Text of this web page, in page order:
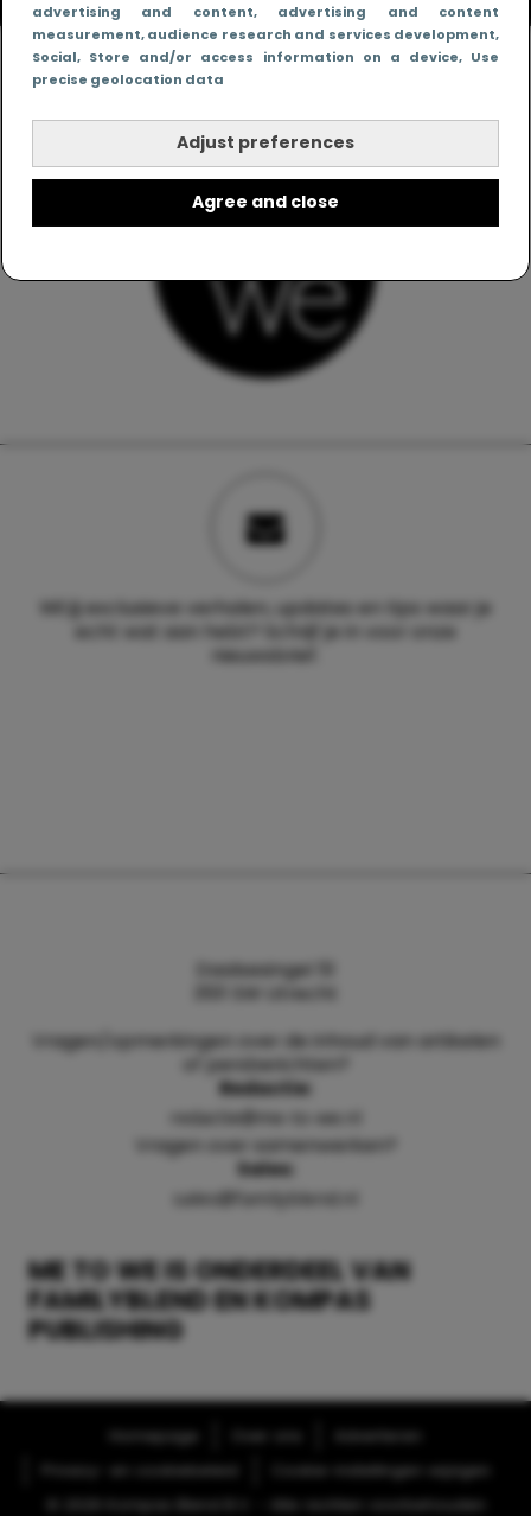
advertising and content, advertising and content
measurement, audience research and services development,
Social, Store and/or access information on a device, Use
precise geolocation data
Adjust preferences
Agree and close
Wil jij exclusieve verhalen, updates en tips waar je
echt wat aan hebt? Schrijf je in voor onze
nieuwsbrief.
ME TO WE IS ONDERDEEL VAN
FAMILYBLEND EN KOMPAS
PUBLISHING
Daalsesingel 51
3511 SW Utrecht
Vragen/opmerkingen over de inhoud van artikelen
of persberichten?
Redactie:
redactie@me-to-we.nl
Vragen over samenwerken?
Sales:
sales@familyblend.nl
Homepage